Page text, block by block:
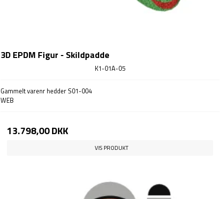
3D EPDM Figur - Skildpadde
K1-01A-05
Gammelt varenr hedder S01-004
WEB
13.798,00 DKK
VIS PRODUKT